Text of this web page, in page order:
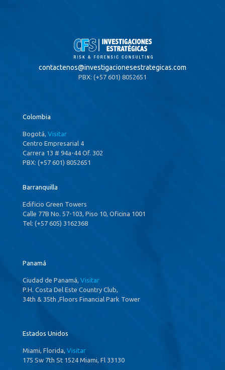
contactenos@investigacionesestrategicas.com
PBX: (+57 601) 8052651
Colombia
Bogotá, Visitar
Centro Empresarial 4
Carrera 13 # 94a-44 Of. 302
PBX: (+57 601) 8052651
Barranquilla
Edificio Green Towers
Calle 77B No. 57-103, Piso 10, Oficina 1001
Tel: (+57 605) 3162368
Panamá
Ciudad de Panamá, Visitar
P.H. Costa Del Este Country Club,
34th & 35th ,Floors Financial Park Tower
Estados Unidos
Miami, Florida, Visitar
175 Sw 7th St 1524 Miami, Fl 33130